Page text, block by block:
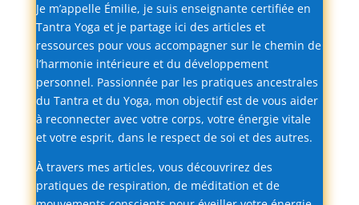
Je m’appelle Émilie, je suis enseignante certifiée en
Tantra Yoga et je partage ici des articles et
ressources pour vous accompagner sur le chemin de
l’harmonie intérieure et du développement
personnel. Passionnée par les pratiques ancestrales
du Tantra et du Yoga, mon objectifest de vous aider
à reconnecter avec votre corps, votre énergie vitale
et votre esprit, dans le respect de soi et des autres.
À travers mes articles, vous découvrirez des
pratiques de respiration, de méditation et de